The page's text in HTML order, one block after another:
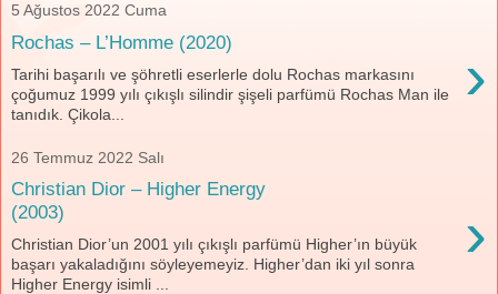
5 Ağustos 2022 Cuma
Rochas – L’Homme (2020) ›
Tarihi başarılı ve şöhretli eserlerle dolu Rochas markasını
çoğumuz 1999 yılı çıkışlı silindir şişeli parfümü Rochas Man ile
tanıdık. Çikola...
26 Temmuz 2022 Salı
Christian Dior – Higher Energy
(2003)
›
Christian Dior’un 2001 yılı çıkışlı parfümü Higher’ın büyük
başarı yakaladığını söyleyemeyiz. Higher’dan iki yıl sonra
Higher Energy isimli ...